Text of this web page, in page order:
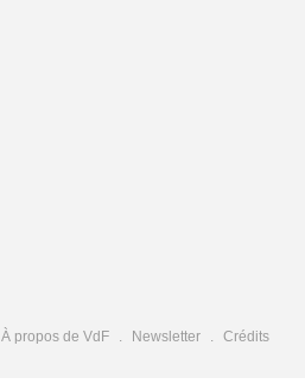
À propos de VdF Newsletter Crédits